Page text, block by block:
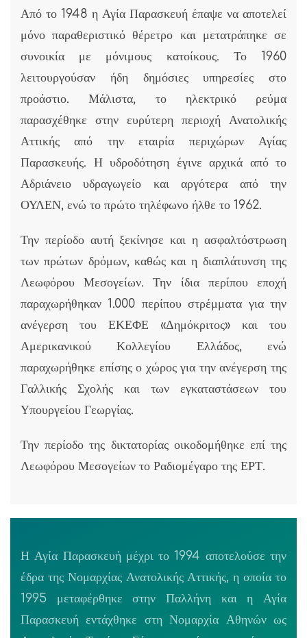
Από το 1948 η Αγία Παρασκευή έπαψε να αποτελεί
μόνο παραθεριστικό θέρετρο και μετατράπηκε σε
συνοικία με μόνιμους κατοίκους. Το 1960
λειτουργούσαν ήδη δημόσιες υπηρεσίες στο
προάστιο. Μάλιστα, το ηλεκτρικό ρεύμα
παρασχέθηκε στην ευρύτερη περιοχή Ανατολικής
Αττικής από την εταιρία περιχώρων Αγίας
Παρασκευής. Η υδροδότηση έγινε αρχικά από το
Αδριάνειο υδραγωγείο και αργότερα από την
ΟΥΛΕΝ, ενώ το πρώτο τηλέφωνο ήλθε το 1962.
Την περίοδο αυτή ξεκίνησε και η ασφαλτόστρωση
των πρώτων δρόμων, καθώς και η διαπλάτυνση της
Λεωφόρου Μεσογείων. Την ίδια περίπου εποχή
παραχωρήθηκαν 1.000 περίπου στρέμματα για την
ανέγερση του ΕΚΕΦΕ «Δημόκριτος» και του
Αμερικανικού Κολλεγίου Ελλάδος, ενώ
παραχωρήθηκε επίσης ο χώρος για την ανέγερση της
Γαλλικής Σχολής και των εγκαταστάσεων του
Υπουργείου Γεωργίας.
Την περίοδο της δικτατορίας οικοδομήθηκε επί της
Λεωφόρου Μεσογείων το Ραδιομέγαρο της ΕΡΤ.
Η Αγία Παρασκευή μέχρι το 1994 αποτελούσε την
έδρα της Νομαρχίας Ανατολικής Αττικής, η οποία το
1995 μεταφέρθηκε στην Παλλήνη και η Αγία
Παρασκευή εντάχθηκε στη Νομαρχία Αθηνών ως